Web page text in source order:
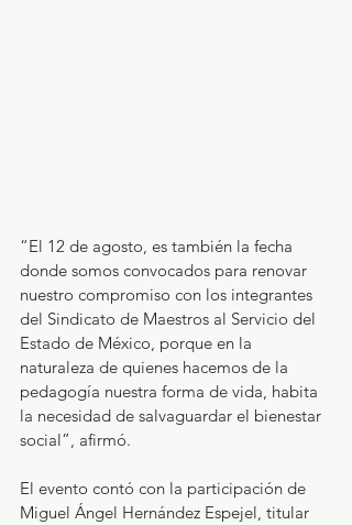
“El 12 de agosto, es también la fecha
donde somos convocados para renovar
nuestro compromiso con los integrantes
del Sindicato de Maestros al Servicio del
Estado de México, porque en la
naturaleza de quienes hacemos de la
pedagogía nuestra forma de vida, habita
la necesidad de salvaguardar el bienestar
social”, afirmó.
El evento contó con la participación de
Miguel Ángel Hernández Espejel, titular